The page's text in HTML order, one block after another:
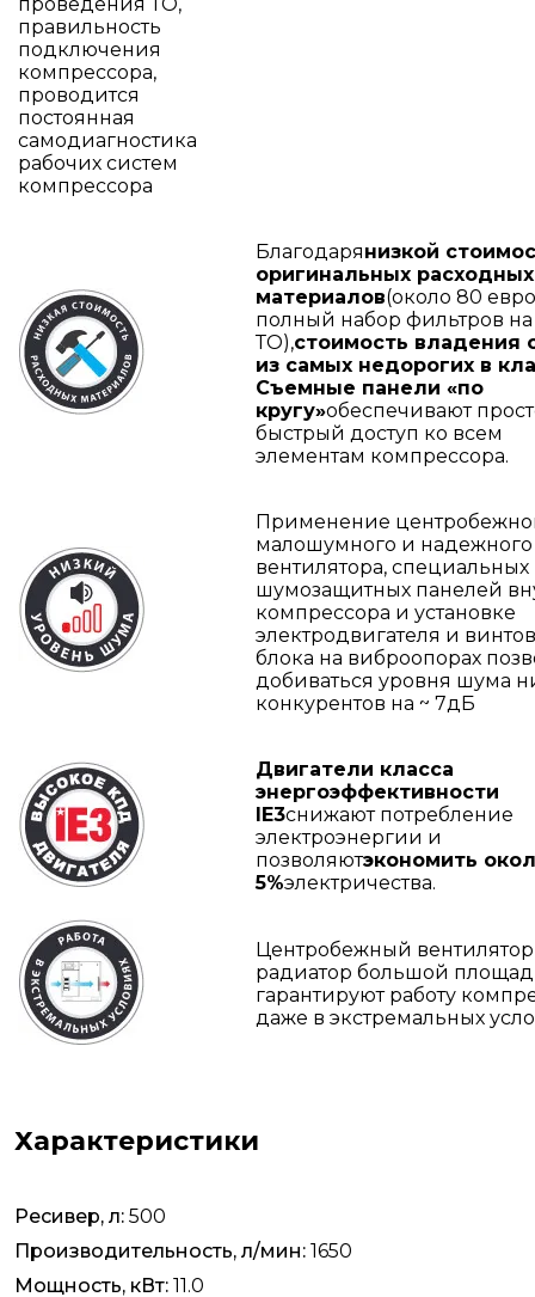
правильность
подключения
компрессора,
проводится
постоянная
самодиагностика
рабочих систем
компрессора
Благодарянизкой
оригинальных расходных
материалов(около 80 евро
полный набор фильтров на
ТО),стоимость владения
из самых недорогих в
Съемные панели «по
кругу»обеспечивают
быстрый доступ ко всем
элементам компрессора.
Применение
малошумного и надежного
вентилятора, специальных
шумозащитных панелей
компрессора и установке
электродвигателя и
блока на виброопорах
добиваться уровня шума
конкурентов на ~ 7дБ
Двигатели класса
энергоэффективности
IE3снижают потребление
электроэнергии и
позволяютэкономить
5%электричества.
Центробежный
радиатор большой
гарантируют работу
даже в экстремальных
Характеристики
Ресивер, л: 500
Производительность, л/мин: 1650
Мощность, кВт: 11.0